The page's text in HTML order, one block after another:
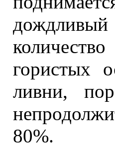
гористых
ливни,
80%.